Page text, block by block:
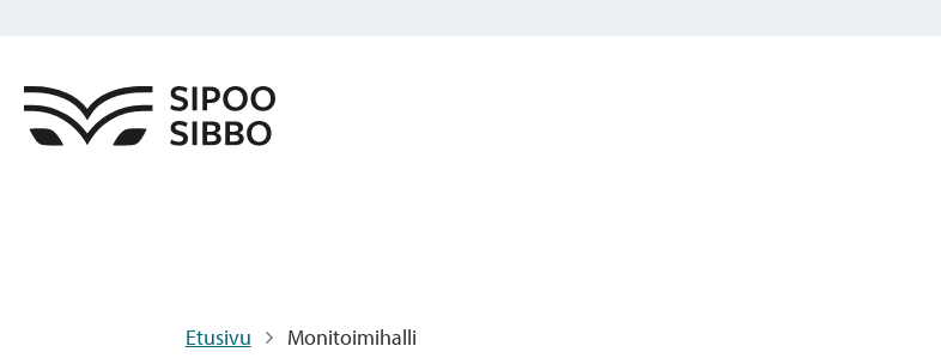
Etusivu Monitoimihalli